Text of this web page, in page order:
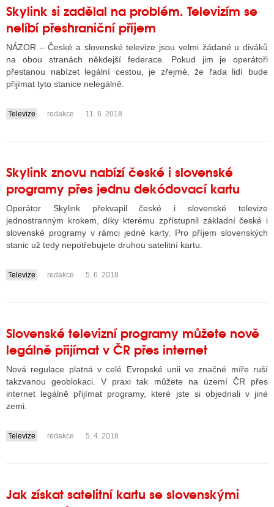
Skylink si zadělal na problém. Televizím se
nelíbí přeshraniční příjem
NÁZOR – České a slovenské televize jsou velmi žádané u diváků
na obou stranách někdejší federace. Pokud jim je operátoři
přestanou nabízet legální cestou, je zřejmé, že řada lidí bude
přijímat tyto stanice nelegálně.
....
Televize redakce 11. 6. 2018
Skylink znovu nabízí české i slovenské
programy přes jednu dekódovací kartu
Operátor Skylink překvapil české i slovenské televize
jednostranným krokem, díky kterému zpřístupnil základní české i
slovenské programy v rámci jedné karty. Pro příjem slovenských
stanic už tedy nepotřebujete druhou satelitní kartu.
....
Televize redakce 5. 6. 2018
Slovenské televizní programy můžete nově
legálně přijímat v ČR přes internet
Nová regulace platná v celé Evropské unii ve značné míře ruší
takzvanou geoblokaci. V praxi tak můžete na území ČR přes
internet legálně přijímat programy, které jste si objednali v jiné
zemi.
....
Televize redakce 5. 4. 2018
Jak získat satelitní kartu se slovenskými